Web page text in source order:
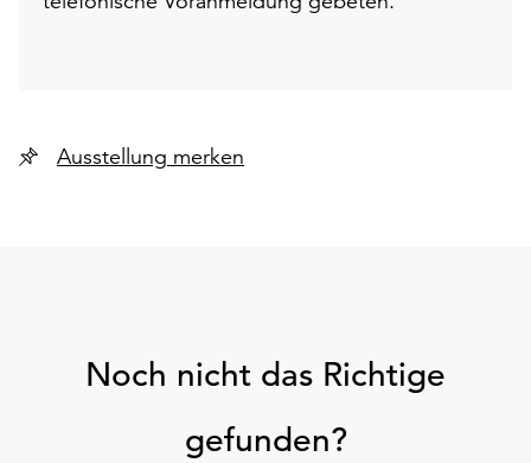
Ausstellung merken
Noch nicht das Richtige
gefunden?